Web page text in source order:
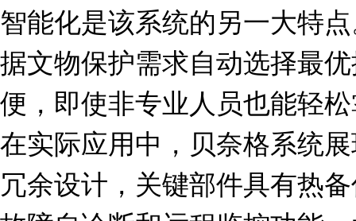
智能化是该系统的另一大特
据文物保护需求自动选择最
便，即使非专业人员也能轻
在实际应用中，贝奈格系统
冗余设计，关键部件具有热